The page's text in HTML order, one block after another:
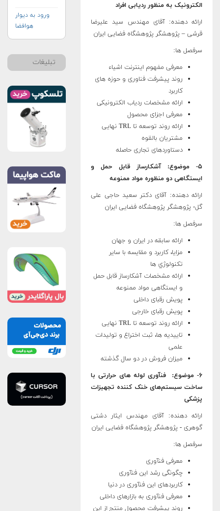
الکترونیک به منظور ردیابی افراد
ارائه دهنده: آقای مهندس سید علیرضا
قرشی – پژوهشگر پژوهشگاه فضایی ایران
سرفصل‏ ها:
معرفی مفهوم اینترنت اشیاء
روند پیشرفت فناوری و حوزه های
کاربرد
ارائه مشخصات ردیاب الکترونیکی
معرفی اجزای محصول
ارائه روند توسعه تا TRL نهایی
مشتریان بالقوه
دستاوردهای تجاری حاصله
۵- موضوع: آشکارساز قابل حمل و
ایستگاهی دو منظوره مواد ممنوعه
ارائه دهنده: آقای دکتر سعید حاجی علی
گل- پژوهشگر پژوهشگاه فضایی ایران
سرفصل ­ها:
ارائه سابقه در ایران و جهان
مزایا، کاربرد و مقایسه با سایر
تکنولوژي ­ها
ارائه مشخصات آشکارساز قابل حمل
و ایستگاهی مواد ممنوعه
پویش رقبای داخلی
پویش رقبای خارجی
ارائه روند توسعه تا TRL نهایی
تاییدیه ­ها، ثبت اختراع و تولیدات
علمی
میزان فروش در دو سال گذشته
۶- موضوع: فنآوری لوله های حرارتی با
ساخت سیستم‌های خنک کننده تجهیزات
پزشکی
ارائه دهنده: آقای مهندس ایثار دشتی
گوهری - پژوهشگر پژوهشگاه فضایی ایران
سرفصل­ ها:
معرفی فنآوری
چگونگی رشد این فنآوری
کاربردهای این فنآوری در دنیا
معرفی فنآوری به بازارهای داخلی
روند پیشرفت محصول منتج از این
ورود به دیوار
هوافضا
تبلیغات